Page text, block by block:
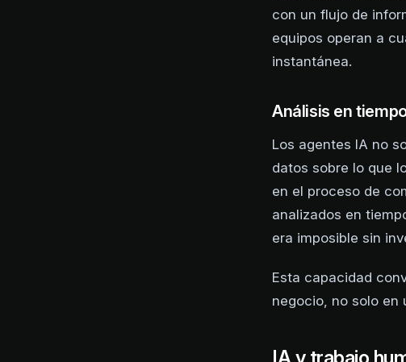
con un flujo de
equipos operan a
instantánea.
Análisis en
Los agentes IA no
datos sobre lo que
en el proceso de
analizados en
era imposible sin
Esta capacidad
negocio, no solo en